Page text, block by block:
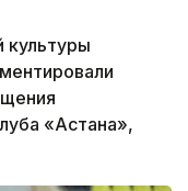
культуры
«Астана»,